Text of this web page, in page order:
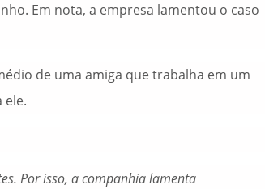
Em nota, a empresa lamentou o caso
de uma amiga que trabalha em um
ele.
Por isso, a companhia lamenta